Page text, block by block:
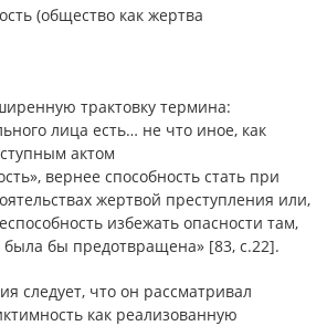
(общество как жертва
трактовку термина:
лица есть… не что иное, как
актом
вернее способность стать при
жертвой преступления или,
избежать опасности там,
была бы предотвращена» [83, с.22].
следует, что он рассматривал
как реализованную